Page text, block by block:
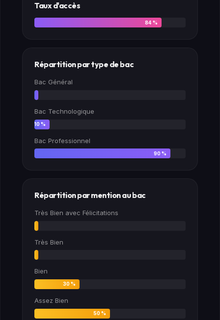
Taux d'accès
84 %
Répartition par type de bac
Bac Général
Bac Technologique
10 %
Bac Professionnel
90 %
Répartition par mention au bac
Très Bien avec Félicitations
Très Bien
Bien
30 %
Assez Bien
50 %